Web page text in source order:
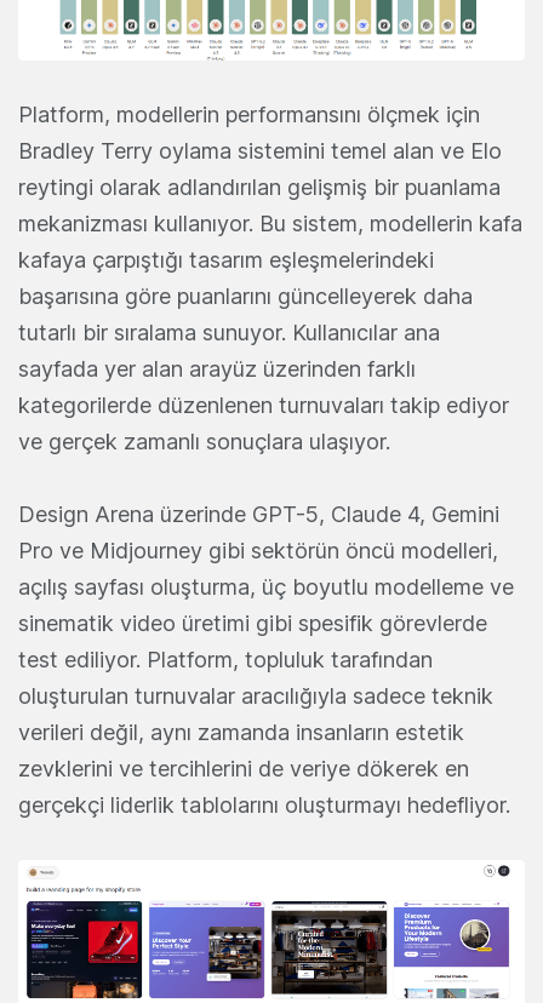
Platform, modellerin performansını ölçmek için
Bradley Terry oylama sistemini temel alan ve Elo
reytingi olarak adlandırılan gelişmiş bir puanlama
mekanizması kullanıyor. Bu sistem, modellerin kafa
kafaya çarpıştığı tasarım eşleşmelerindeki
başarısına göre puanlarını güncelleyerek daha
tutarlı bir sıralama sunuyor. Kullanıcılar ana
sayfada yer alan arayüz üzerinden farklı
kategorilerde düzenlenen turnuvaları takip ediyor
ve gerçek zamanlı sonuçlara ulaşıyor.
Design Arena üzerinde GPT-5, Claude 4, Gemini
Pro ve Midjourney gibi sektörün öncü modelleri,
açılış sayfası oluşturma, üç boyutlu modelleme ve
sinematik video üretimi gibi spesifik görevlerde
test ediliyor. Platform, topluluk tarafından
oluşturulan turnuvalar aracılığıyla sadece teknik
verileri değil, aynı zamanda insanların estetik
zevklerini ve tercihlerini de veriye dökerek en
gerçekçi liderlik tablolarını oluşturmayı hedefliyor.